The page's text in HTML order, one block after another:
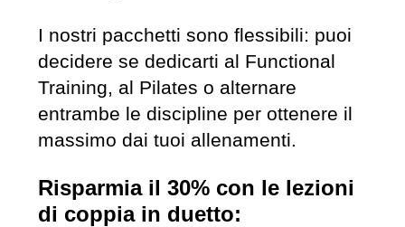
I nostri pacchetti sono flessibili: puoi
decidere se dedicarti al Functional
Training, al Pilates o alternare
entrambe le discipline per ottenere il
massimo dai tuoi allenamenti.
Risparmia il 30% con le lezioni
di coppia in duetto: